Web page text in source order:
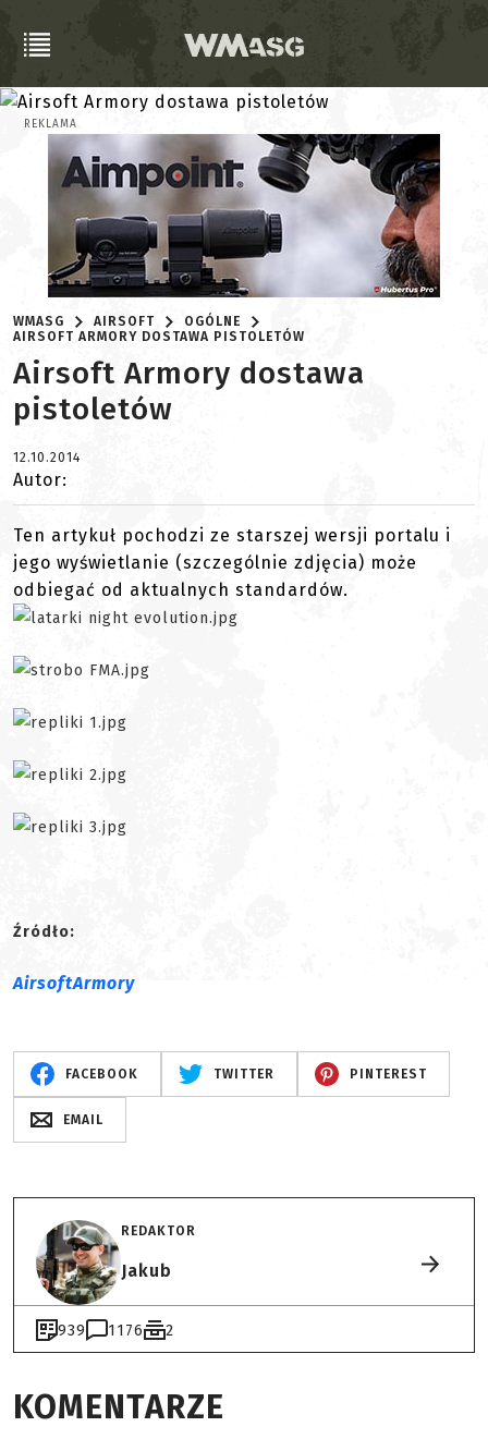
REKLAMA
WMASG AIRSOFT
OGÓLNE
AIRSOFT ARMORY DOSTAWA PISTOLETÓW
Airsoft Armory dostawa
pistoletów
12.10.2014
Autor:
Ten artykuł pochodzi ze starszej wersji portalu i
jego wyświetlanie (szczególnie zdjęcia) może
odbiegać od aktualnych standardów.
Źródło:
AirsoftArmory
FACEBOOK TWITTER PINTEREST
EMAIL
REDAKTOR
Jakub
939 1176 2
KOMENTARZE